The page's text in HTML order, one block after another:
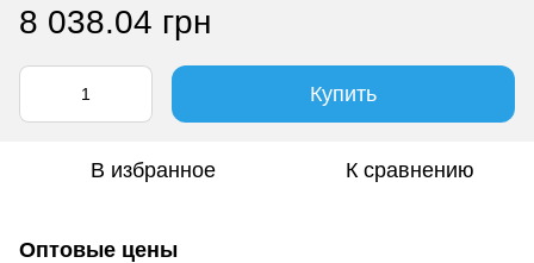
8 038.04 грн
Купить
В избранное К сравнению
Оптовые цены